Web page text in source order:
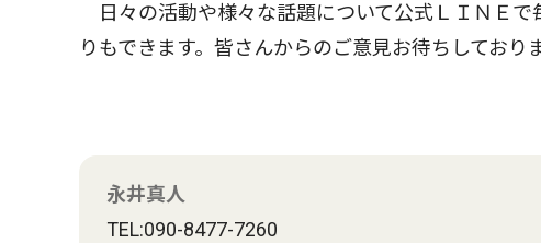
日々の活動や様々な話題について公式ＬＩＮＥ
りもできます。皆さんからのご意見お待ちしておりま
永井真人
TEL:090-8477-7260